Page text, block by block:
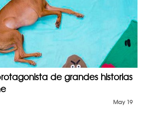
de grandes historias
May 19